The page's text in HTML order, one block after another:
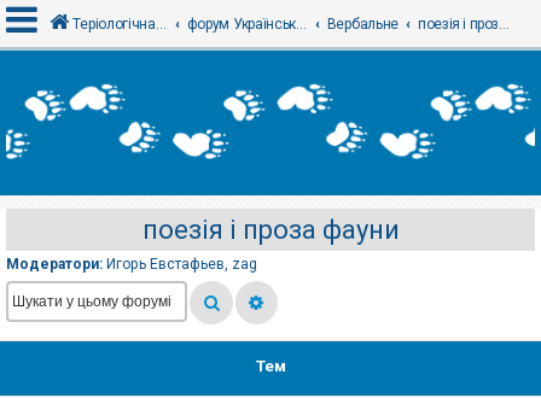
х
і
е
є
с
т
р
а
Теріологічна школа форум Українського теріологічного товариства Вербальне поезія і проза фауни
поезія і проза фауни
Модератори: Игорь Евстафьев, zag
Тем